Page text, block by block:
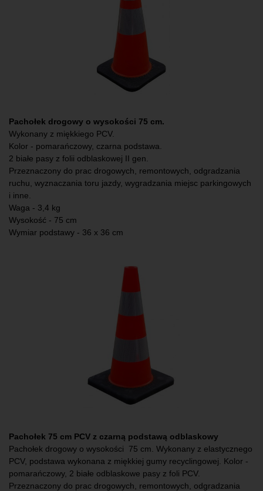
Pachołek drogowy o wysokości 75 cm.
Wykonany z miękkiego PCV.
Kolor - pomarańczowy, czarna podstawa.
2 białe pasy z folii odblaskowej II gen.
Przeznaczony do prac drogowych, remontowych, odgradzania
ruchu, wyznaczania toru jazdy, wygradzania miejsc parkingowych
i inne.
Waga - 3,4 kg
Wysokość - 75 cm
Wymiar podstawy - 36 x 36 cm
Pachołek 75 cm PCV z czarną podstawą odblaskowy
Pachołek drogowy o wysokości 75 cm. Wykonany z elastycznego
PCV, podstawa wykonana z miękkiej gumy recyclingowej. Kolor -
pomarańczowy, 2 białe odblaskowe pasy z foli PCV.
Przeznaczony do prac drogowych, remontowych, odgradzania